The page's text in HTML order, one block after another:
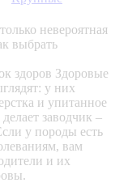
невероятная
выбрать
здоров Здоровые
у них
и упитанное
заводчик –
у породы есть
вам
и их